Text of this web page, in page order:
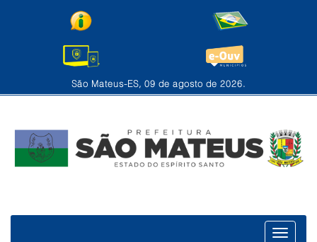
São Mateus-ES, 09 de agosto de 2026.
Menu